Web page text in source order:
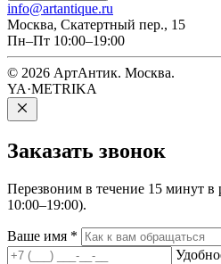
info@artantique.ru
Москва, Скатертный пер., 15
Пн–Пт 10:00–19:00
© 2026 АртАнтик. Москва.
YA·METRIKA
Заказать звонок
Перезвоним в течение 15 минут
10:00–19:00).
Ваше имя *